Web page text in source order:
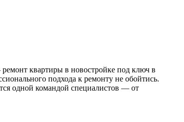
квартиры в новостройке под ключ в
подхода к ремонту не обойтись.
одной командой специалистов — от